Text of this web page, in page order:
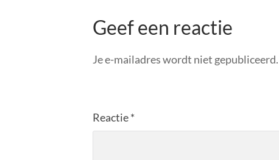
Geef een reactie
Je e-mailadres wordt niet gepubliceerd.
Reactie*